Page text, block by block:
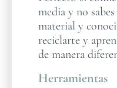
media y no
material y
reciclarte y
de manera
Herramientas